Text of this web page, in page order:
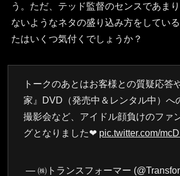
う。ただ、テッド監督のセンスであま
ないようなネタの盛り込み方をしてい
たはいくつ気付くでしょうか？
トークのあとはお客様との質疑応答
家』DVD（発売中＆レンタル中）へ
撮影会など、アイドル顔負けのファ
グとなりました❤︎ pic.twitter.com/
— ㈱トランスフォーマー